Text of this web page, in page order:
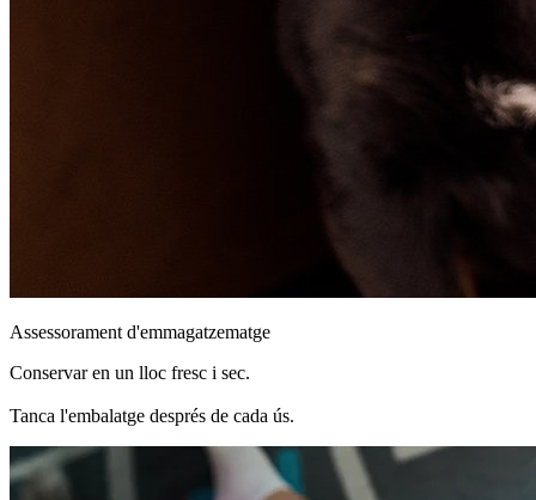
Assessorament d'emmagatzematge
Conservar en un lloc fresc i sec.
Tanca l'embalatge després de cada ús.